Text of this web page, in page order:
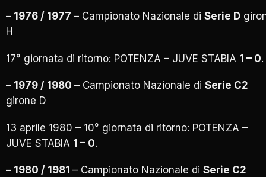
– 1976 / 1977 – Campionato Nazionale di Serie D
H
17° giornata di ritorno: POTENZA – JUVE STABIA 1 – 0.
– 1979 / 1980 – Campionato Nazionale di Serie C2
girone D
13 aprile 1980 – 10° giornata di ritorno: POTENZA –
JUVE STABIA 1 – 0.
– 1980 / 1981 – Campionato Nazionale di Serie C2